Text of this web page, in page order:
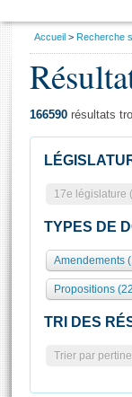
Présidence
577 députés
Groupes
Séance
Europe et
Pétitions
Rôle et
Présidence
Statistiques
Visiter
Visite
Assister à
Vous
Accueil Recherche
166590 résultats
17e législature
TYPES DE
Amendements
Propositions
TRI DES
Trier par